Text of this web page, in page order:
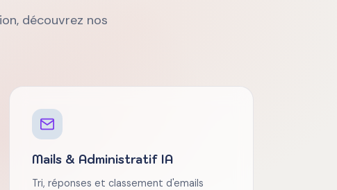
découvrez nos
Mails & Administratif IA
Tri, réponses et classement d'emails